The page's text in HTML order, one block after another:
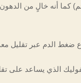
متوسطة الحجم) كما أنه خالٍ من الدهون
ضغط الدم عبر تقليل
الذي يساعد على